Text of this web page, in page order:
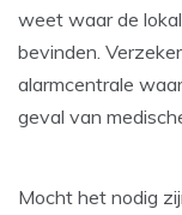
weet waar de
bevinden.
alarmcentrale
geval van
Mocht het nodig